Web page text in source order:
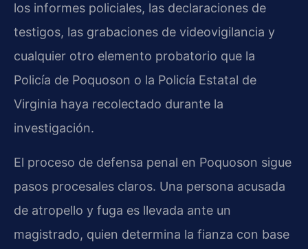
los informes policiales, las declaraciones de
testigos, las grabaciones de videovigilancia y
cualquier otro elemento probatorio que la
Policía de Poquoson o la Policía Estatal de
Virginia haya recolectado durante la
investigación.
El proceso de defensa penal en Poquoson sigue
pasos procesales claros. Una persona acusada
de atropello y fuga es llevada ante un
magistrado, quien determina la fianza con base